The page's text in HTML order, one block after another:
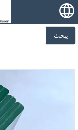
يبحث